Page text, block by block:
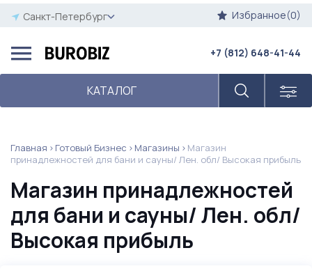
Санкт-Петербург Избранное(0)
КАТАЛОГ
+7 (812) 648-41-44
Главная Готовый Бизнес Магазины
Магазин
принадлежностей для бани и сауны/ Лен. обл/ Высокая прибыль
Магазин принадлежностей
для бани и сауны/ Лен. обл/
Высокая прибыль